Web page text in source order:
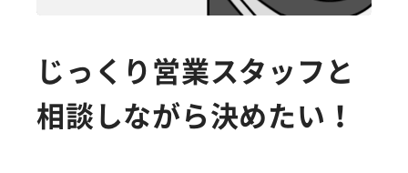
じっくり営業スタッフと
相談しながら決めたい！